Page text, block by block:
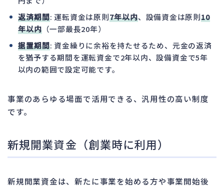
返済期間: 運転資金は原則7年以内、設備資金は原則10
年以内（一部最長20年）
据置期間: 資金繰りに余裕を持たせるため、元金の返済
を猶予する期間を運転資金で2年以内、設備資金で5年
以内の範囲で設定可能です。
事業のあらゆる場面で活用できる、汎用性の高い制度
です。
新規開業資金（創業時に利用）
新規開業資金は、新たに事業を始める方や事業開始後